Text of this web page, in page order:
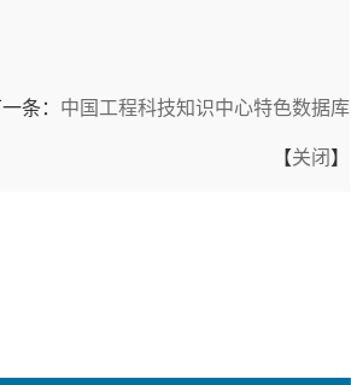
条： 中国工程科技知识中心特色数据库
【关闭】